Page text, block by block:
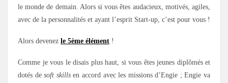
le monde de demain. Alors si vous êtes audacieux, motivés, agiles,
avec de la personnalités et ayant l’esprit Start-up, c’est pour vous !
Alors devenez le 5ème élément !
Comme je vous le disais plus haut, si vous êtes jeunes diplômés et
dotés desoft skillsen accord avec les missions d’Engie ; Engie va